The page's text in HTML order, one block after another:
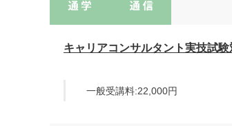
キャリアコンサルタント実技試
一般受講料:22,000円